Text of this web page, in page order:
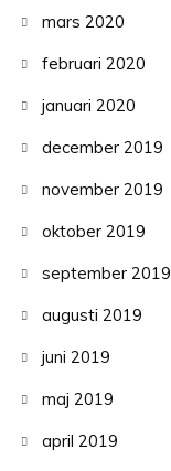
mars 2020
februari 2020
januari 2020
december 2019
november 2019
oktober 2019
september 2019
augusti 2019
juni 2019
maj 2019
april 2019